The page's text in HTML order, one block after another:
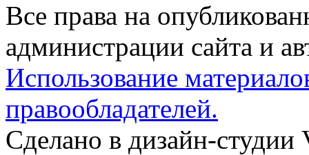
Все права на
администрации сайта и
Использование
правообладателей.
Сделано в дизайн-студии